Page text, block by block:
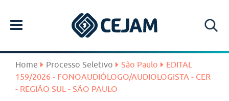
Home Processo Seletivo São Paulo
EDITAL
159/2026 - FONOAUDIÓLOGO/AUDIOLOGISTA - CER
- REGIÃO SUL - SÃO PAULO